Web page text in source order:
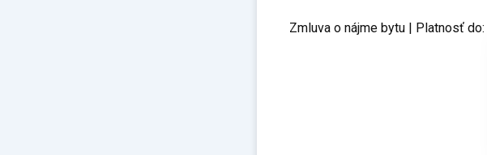
Zmluva o nájme bytu | Platnosť